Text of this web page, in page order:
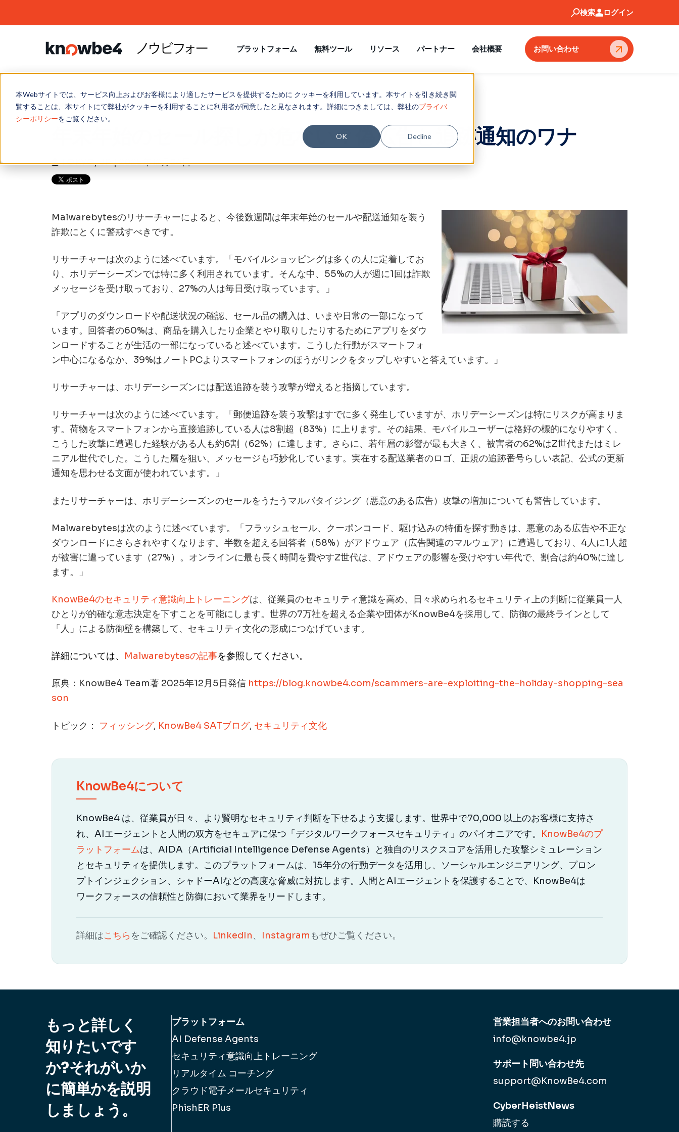
本Webサイトでは、サービス向上およびお客様により適したサービスを提供するために クッキーを利用しています。本サイトを引き続き閲
覧することは、本サイトにて弊社がクッキーを利用することに利用者が同意したと見なされます。詳細につきましては、弊社のプライバ
シーポリシーをご覧ください。
OK Decline
検索 ログイン
プラットフォーム
プラットフォーム
KnowBe4 プラットフォーム
攻撃シミュレーションとトレーニング
Compliance Plus
クラウド電子メールセキュリティ
PhishER Plus
Agent Risk Manager
リソース
のライブラリ
AIにも、人にも。セキュリティを一つの
ソーシャルエンジニアリングからプロン
プトインジェクションまで。従業員とAI
エージェントの両方を守ります。
詳細はこちら
無料ツール
ユーザーへのフィッシング
フィッシングセキュリティテスト
電子メール セキュリティ
業員の割合を、無料の フィッシングシ
ミュレーターテストで確認
リソース
学習コンテンツ
ブログ
製品関連
パートナー
パートナープログラム
概要
パートナーツール
パートナーになる
会社概要
お問い合わせ
お問い合わせフォーム
SNS
TikTok
お問い合わせ
ブログ/フィッシング/年末年始のセール探しが危ない？偽広告と追跡通知のワナ
年末年始のセール探しが危ない？偽広告と追跡通知のワナ
TOKYO, JP| 2025年12月24日
Malwarebytesのリサーチャーによると、今後数週間は年末年始のセールや配送通知を装う
詐欺にとくに警戒すべきです。
リサーチャーは次のように述べています。「モバイルショッピングは多くの人に定着してお
り、ホリデーシーズンでは特に多く利用されています。そんな中、55%の人が週に1回は詐欺
メッセージを受け取っており、27%の人は毎日受け取っています。」
「アプリのダウンロードや配送状況の確認、セール品の購入は、いまや日常の一部になって
います。回答者の60%は、商品を購入したり企業とやり取りしたりするためにアプリをダウ
ンロードすることが生活の一部になっていると述べています。こうした行動がスマートフォ
ン中心になるなか、39%はノートPCよりスマートフォンのほうがリンクをタップしやすいと答えています。」
リサーチャーは、ホリデーシーズンには配送追跡を装う攻撃が増えると指摘しています。
リサーチャーは次のように述べています。「郵便追跡を装う攻撃はすでに多く発生していますが、ホリデーシーズンは特にリスクが高まりま
す。荷物をスマートフォンから直接追跡している人は8割超（83%）に上ります。その結果、モバイルユーザーは格好の標的になりやすく、
こうした攻撃に遭遇した経験がある人も約6割（62%）に達します。さらに、若年層の影響が最も大きく、被害者の62%はZ世代またはミレ
ニアル世代でした。こうした層を狙い、メッセージも巧妙化しています。実在する配送業者のロゴ、正規の追跡番号らしい表記、公式の更新
通知を思わせる文面が使われています。」
またリサーチャーは、ホリデーシーズンのセールをうたうマルバタイジング（悪意のある広告）攻撃の増加についても警告しています。
Malwarebytesは次のように述べています。「フラッシュセール、クーポンコード、駆け込みの特価を探す動きは、悪意のある広告や不正な
ダウンロードにさらされやすくなります。半数を超える回答者（58%）がアドウェア（広告関連のマルウェア）に遭遇しており、4人に1人超
が被害に遭っています（27%）。オンラインに最も長く時間を費やすZ世代は、アドウェアの影響を受けやすい年代で、割合は約40%に達し
ます。」
KnowBe4のセキュリティ意識向上トレーニングは、従業員のセキュリティ意識を高め、日々求められるセキュリティ上の判断に従業員一人
ひとりが的確な意志決定を下すことを可能にします。世界の7万社を超える企業や団体がKnowBe4を採用して、防御の最終ラインとして
「人」による防御壁を構築して、セキュリティ文化の形成につなげています。
詳細については、 Malwarebytesの記事を参照してください。
原典：KnowBe4 Team著 2025年12月5日発信 https://blog.knowbe4.com/scammers-are-exploiting-the-holiday-shopping-sea
son
トピック： フィッシング, KnowBe4 SATブログ, セキュリティ文化
KnowBe4について
KnowBe4 は、従業員が日々、より賢明なセキュリティ判断を下せるよう支援します。世界中で70,000 以上のお客様に支持さ
れ、AIエージェントと人間の双方をセキュアに保つ「デジタルワークフォースセキュリティ」のパイオニアです。 KnowBe4のプ
ラットフォームは、AIDA（Artificial Intelligence Defense Agents）と独自のリスクスコアを活用した攻撃シミュレーション
とセキュリティを提供します。このプラットフォームは、15年分の行動データを活用し、ソーシャルエンジニアリング、プロン
プトインジェクション、シャドーAIなどの高度な脅威に対抗します。人間とAIエージェントを保護することで、KnowBe4は
ワークフォースの信頼性と防御において業界をリードします。
詳細はこちら をご確認ください。 LinkedIn、 Instagram もぜひご覧ください。
もっと詳しく
知りたいです
か?それがいか
に簡単かを説明
しましょう。
プラットフォーム
AI Defense Agents
セキュリティ意識向上 トレーニング
リアルタイム コーチング
クラウド電子メールセキュリティ
PhishER Plus
営業担当者へのお問い合わせ
info@knowbe4.jp
サポート問い合わせ先
support@KnowBe4.com
CyberHeistNews
購読する